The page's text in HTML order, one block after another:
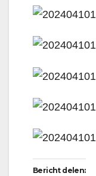
Bericht delen: